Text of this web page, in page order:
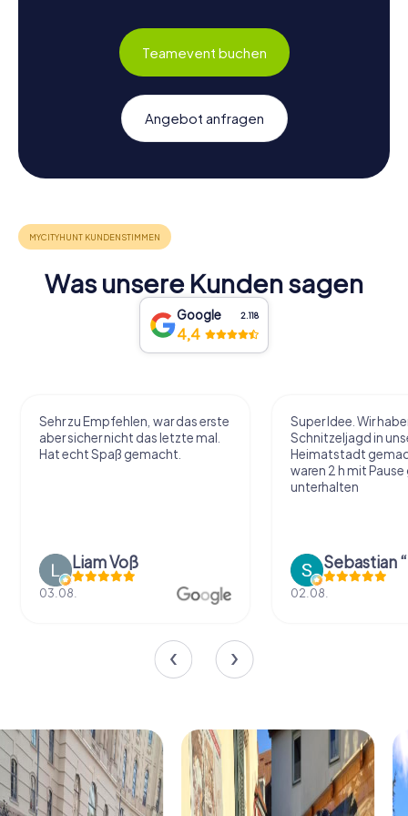
Teamevent buchen
Angebot anfragen
Was unsere Kunden sagen
Google 2.118
4,4
Sehr zu Empfehlen, war das erste
aber sicher nicht das letzte mal.
Hat echt Spaß gemacht.
Liam Voß
03.08.
Super Idee. Wir
Schnitzeljagd in
Heimatstadt
waren 2 h mit
unterhalten
02.08.